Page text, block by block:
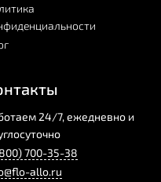
24/7, ежедневно и
700-35-38
allo.ru